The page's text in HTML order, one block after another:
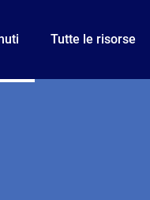
Tutte le risorse